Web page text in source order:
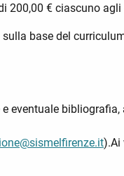
200,00 € ciascuno
base del
eventuale
).Ai